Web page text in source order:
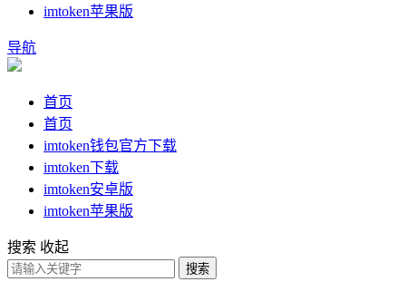
imtoken苹果版
导航
首页
首页
imtoken钱包官方下载
imtoken下载
imtoken安卓版
imtoken苹果版
搜索 收起
搜索